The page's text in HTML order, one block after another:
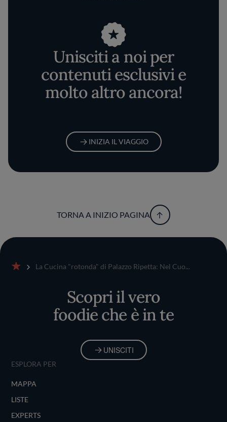
Unisciti a noi per
contenuti esclusivi e
molto altro ancora!
INIZIA IL VIAGGIO
TORNA A INIZIO PAGINA
La Cucina "rotonda" di Palazzo Ripetta: Nel Cuo...
Scopri il vero
foodie che è in te
UNISCITI
ESPLORA PER
MAPPA
LISTE
EXPERTS